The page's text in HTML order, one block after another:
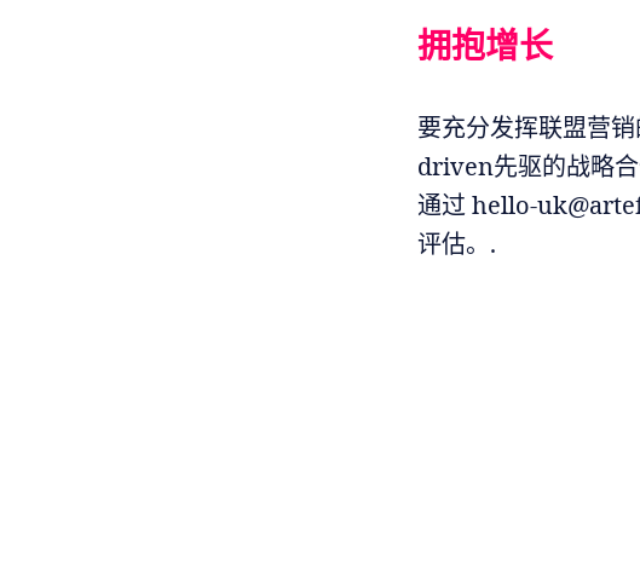
拥抱增长
要充分发挥联盟营
driven先驱的战略
通过 hello-
评估。.